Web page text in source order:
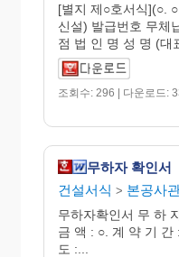
[별지 제○호서식](○.
신설) 발급번호 무체
점 법 인 명 성 명 (대
조회수: 296 | 다운로드:
무하자 확인서
건설서식 > 본공사
무하자확인서 무 하
금 액 : ○. 계 약 기 간
도 :...